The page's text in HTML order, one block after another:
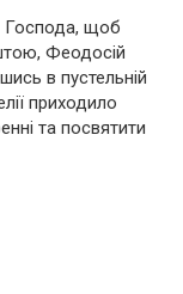
Господа, щоб
Феодосій
в пустельній
приходило
та посвятити